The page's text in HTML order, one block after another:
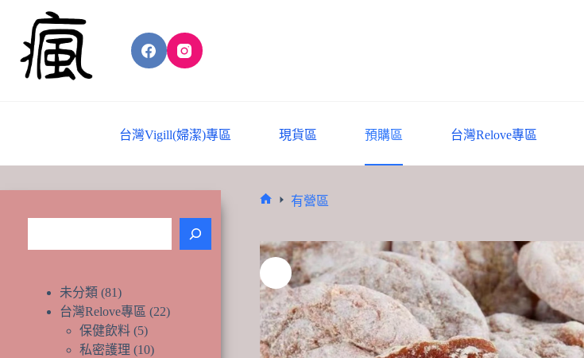
content
台灣Vigill(婦潔)專區 現貨區 預購區 台灣Relove專區
有營區
未分類 8181
個
產
品
台灣Relove專區 2222
保健飲料 55
個
私密護理 1010